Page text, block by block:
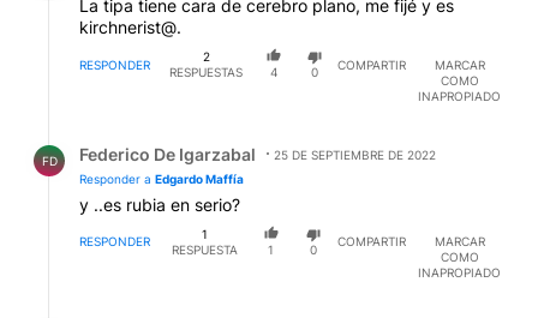
La tipa tiene cara de cerebro plano, me fijé y es
kirchnerist@.
RESPONDER
2
RESPUESTAS
4 0
COMPARTIR
MARCAR
COMO
INAPROPIADO
FD Federico De Igarzabal
25 DE SEPTIEMBRE DE 2022
Responder a Edgardo Maffía
y ..es rubia en serio?
RESPONDER
1
RESPUESTA
1 0
COMPARTIR
MARCAR
COMO
INAPROPIADO